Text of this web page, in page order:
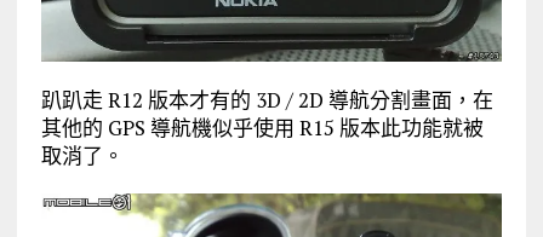
趴趴走 R12 版本才有的 3D / 2D 導航分割畫面，在
其他的 GPS 導航機似乎使用 R15 版本此功能就被
取消了。